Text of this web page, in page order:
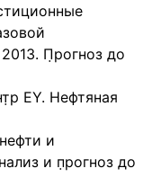
П⁪̣рогноз до
EY. Нефтяная
и
и п⁪̣рогноз до